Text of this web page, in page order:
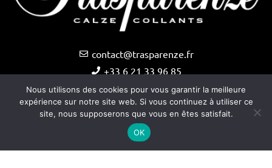
contact@trasparenze.fr
+33 6 21 33 96 85
Nous utilisons des cookies pour vous garantir la meilleure
expérience sur notre site web. Si vous continuez à utiliser ce
site, nous supposerons que vous en êtes satisfait.
OK